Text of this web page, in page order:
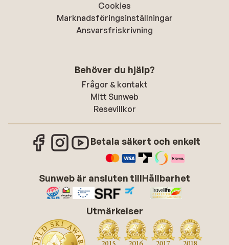
Cookies
Marknadsföringsinställningar
Ansvarsfriskrivning
Behöver du hjälp?
Frågor & kontakt
Mitt Sunweb
Resevillkor
Betala säkert och enkelt
Sunweb är ansluten tillHållbarhet
Utmärkelser